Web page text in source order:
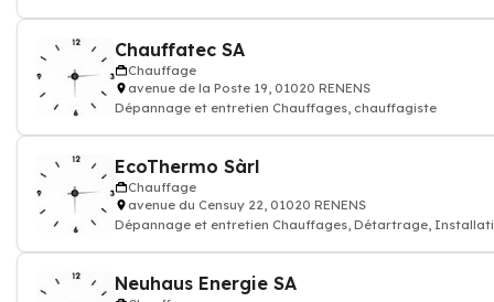
Chauffatec SA
Chauffage
avenue de la Poste 19, 01020 RENENS
Dépannage et entretien Chauffages, chauffagiste
EcoThermo Sàrl
Chauffage
avenue du Censuy 22, 01020 RENENS
Dépannage et entretien Chauffages, Détartrage,
Neuhaus Energie SA